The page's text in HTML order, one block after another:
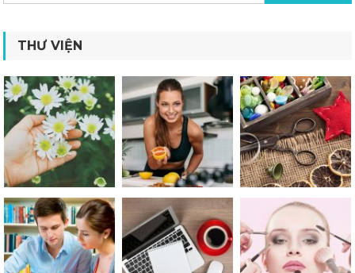
THƯ VIỆN